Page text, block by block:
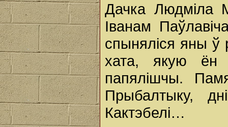
Дачка Людміла
Іванам
спыняліся яны ў
хата, якую ён
папялішчы.
Прыбалтыку,
Кактэбелі…